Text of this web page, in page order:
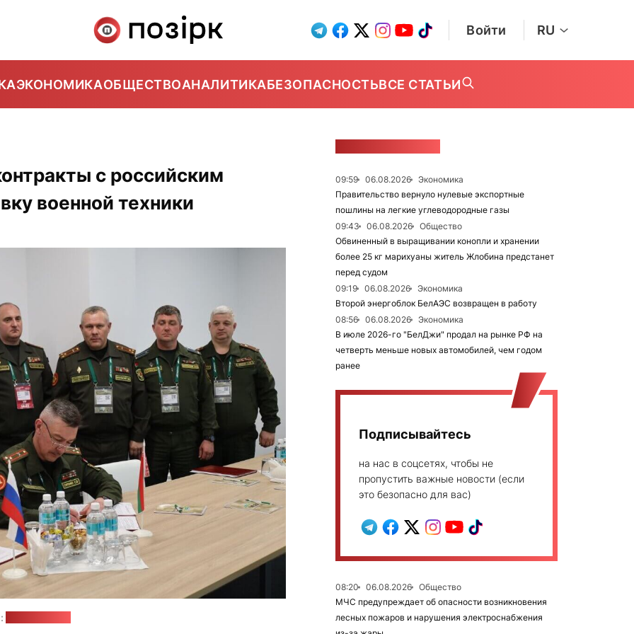
Войти RU
ЭКОНОМИКАОБЩЕСТВОАНАЛИТИКАБЕЗОПАСНОСТЬВСЕ СТАТЬИ
с российским
военной техники
09:59 06.08.2026
Экономика
Правительство вернуло нулевые экспортные
пошлины на легкие углеводородные газы
09:43
06.08.2026
Общество
Обвиненный в выращивании конопли и хранении
более 25 кг марихуаны житель Жлобина предстанет
перед судом
09:19
06.08.2026
Экономика
Второй энергоблок БелАЭС возвращен в работу
08:56
06.08.2026
Экономика
В июле 2026-го "БелДжи" продал на рынке РФ на
четверть меньше новых автомобилей, чем годом
ранее
Подписывайтесь
на нас в соцсетях, чтобы не
пропустить важные новости (если
это безопасно для вас)
08:20 06.08.2026
Общество
МЧС предупреждает об опасности возникновения
лесных пожаров и нарушения электроснабжения